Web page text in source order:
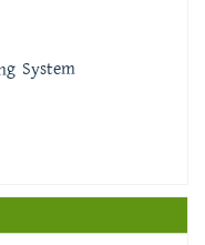
System